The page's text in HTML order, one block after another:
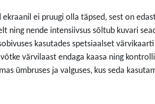
ei pruugi olla täpsed, sest on
ning nende intensiivsus sõltub kuvari
kasutades spetsiaalset
värvilaast endaga kaasa ning
ümbruses ja valguses, kus seda